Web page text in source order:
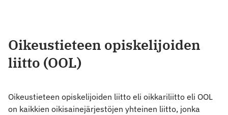
Oikeustieteen opiskelijoiden
liitto (OOL)
Oikeustieteen opiskelijoiden liitto eli oikkariliitto eli OOL
on kaikkien oikisainejärjestöjen yhteinen liitto, jonka